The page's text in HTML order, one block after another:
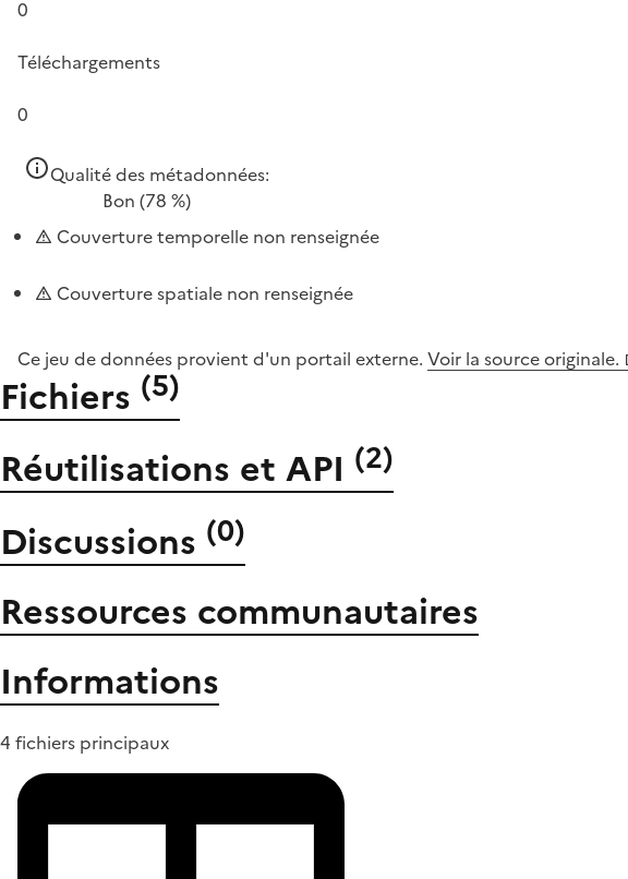
0
Téléchargements
0
Qualité des métadonnées:
Bon (78 %)
Couverture temporelle non renseignée
Couverture spatiale non renseignée
Ce jeu de données provient d'un portail externe. Voir la source originale.
Fichiers (5)
Réutilisations et API (2)
Discussions (0)
Ressources communautaires
Informations
4 fichiers principaux